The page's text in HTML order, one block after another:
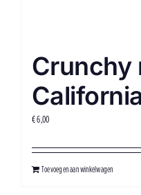
Crunchy
€6,00
Toevoegen aan winkelwagen